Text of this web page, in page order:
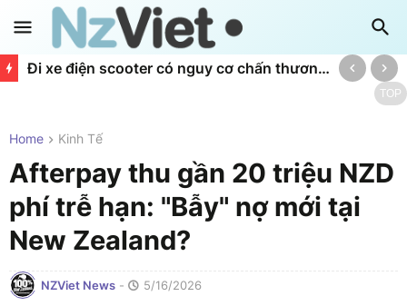
Đi xe điện scooter có nguy cơ chấn thương não gấp 3,5 lần xe máy
TOP
Home Kinh Tế
Afterpay thu gần 20 triệu NZD
phí trễ hạn: "Bẫy" nợ mới tại
New Zealand?
NZViet News - 5/16/2026